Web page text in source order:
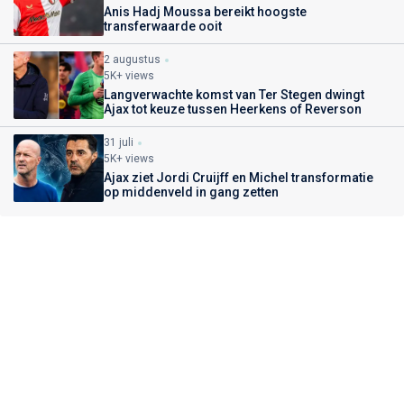
Anis Hadj Moussa bereikt hoogste
transferwaarde ooit
2 augustus
5K+ views
Langverwachte komst van Ter Stegen dwingt
Ajax tot keuze tussen Heerkens of Reverson
31 juli
5K+ views
Ajax ziet Jordi Cruijff en Michel transformatie
op middenveld in gang zetten